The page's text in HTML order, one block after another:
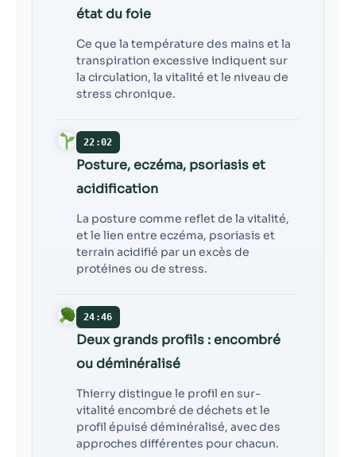
état du foie
Ce que la température des mains et la
transpiration excessive indiquent sur
la circulation, la vitalité et le niveau de
stress chronique.
22:02
Posture, eczéma, psoriasis et
acidification
La posture comme reflet de la vitalité,
et le lien entre eczéma, psoriasis et
terrain acidifié par un excès de
protéines ou de stress.
24:46
Deux grands profils : encombré
ou déminéralisé
Thierry distingue le profil en sur-
vitalité encombré de déchets et le
profil épuisé déminéralisé, avec des
approches différentes pour chacun.